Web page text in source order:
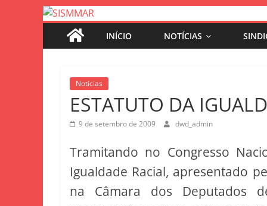
INÍCIO NOTÍCIAS
Notícias
ESTATUTO DA
9 de setembro de 2009 dwd_admin
Tramitando no Congresso
Igualdade Racial, apresentado
na Câmara dos Deputados